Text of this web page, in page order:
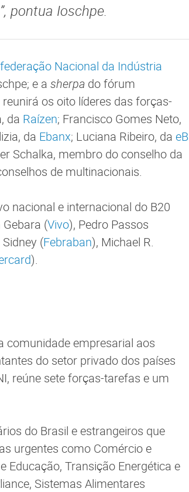
pontua Ioschpe.
Nacional da Indústria
e a sherpa do fórum
os oito líderes das forças-
da Raízen; Francisco Gomes Neto,
da Ebanx; Luciana Ribeiro, da eB
Schalka, membro do conselho da
de multinacionais.
nacional e internacional do B20
(Vivo), Pedro Passos
(Febraban), Michael R.
).
comunidade empresarial aos
do setor privado dos países
reúne sete forças-tarefas e um
do Brasil e estrangeiros que
urgentes como Comércio e
Educação, Transição Energética e
Sistemas Alimentares